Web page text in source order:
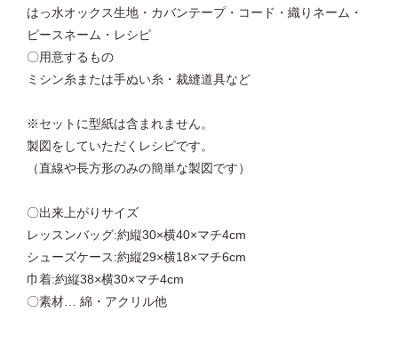
はっ水オックス生地・カバンテープ・コード・織りネーム・
ピースネーム・レシピ
〇用意するもの
ミシン糸または手ぬい糸・裁縫道具など
※セットに型紙は含まれません。
製図をしていただくレシピです。
（直線や長方形のみの簡単な製図です）
〇出来上がりサイズ
レッスンバッグ:約縦30×横40×マチ4cm
シューズケース:約縦29×横18×マチ6cm
巾着:約縦38×横30×マチ4cm
〇素材… 綿・アクリル他